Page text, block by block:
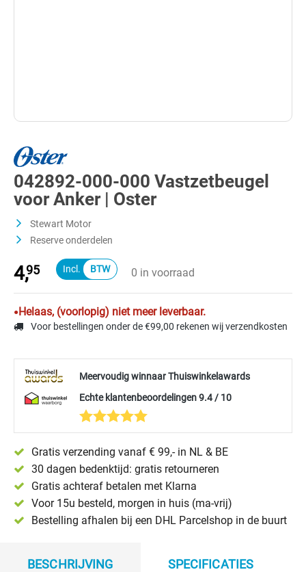
042892-000-000 Vastzetbeugel
voor Anker | Oster
Stewart Motor
Reserve onderdelen
4,95 0 in voorraad
Helaas, (voorlopig) niet meer leverbaar.
Voor bestellingen onder de €99,00 rekenen wij verzendkosten
Meervoudig winnaar Thuiswinkelawards
Echte klantenbeoordelingen 9.4 / 10
Gratis verzending vanaf € 99,- in NL & BE
30 dagen bedenktijd: gratis retourneren
Gratis achteraf betalen met Klarna
Voor 15u besteld, morgen in huis (ma-vrij)
Bestelling afhalen bij een DHL Parcelshop in de buurt
BESCHRIJVING SPECIFICATIES